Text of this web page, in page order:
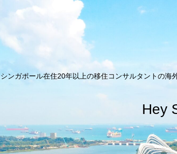
シンガポール在住20年以上の移住コンサルタントの
Hey